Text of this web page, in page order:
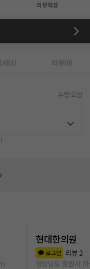
리뷰작성
사(1) 리뷰(0)
수정 요청
현대한의원
로그인 리뷰 2
경상남도 창원시